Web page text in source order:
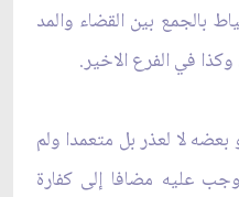
بالجمع بين القضاء والمد
في الفرع الاخير.
لا لعذر بل متعمدا ولم
عليه مضافا إلى كفارة